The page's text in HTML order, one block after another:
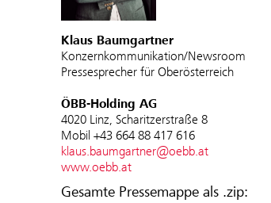
Klaus Baumgartner
Konzernkommunikation/Newsroom
Pressesprecher für Oberösterreich
ÖBB-Holding AG
4020 Linz, Scharitzerstraße 8
Mobil +43 664 88 417 616
klaus.baumgartner@oebb.at
www.oebb.at
Gesamte Pressemappe als .zip: